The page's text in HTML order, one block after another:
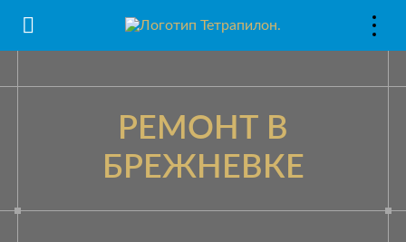
РЕМОНТ В
БРЕЖНЕВКЕ